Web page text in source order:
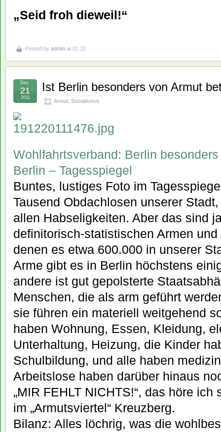
„Seid froh dieweil!“
Posted by admin at 01:10
Ist Berlin besonders von Armut
Armut, Sozialismus
Dez.
21
2011
Wohlfahrtsverband: Berlin
Berlin – Tagesspiegel
Buntes, lustiges Foto im
Tausend Obdachlosen unserer
allen Habseligkeiten. Aber das sind
definitorisch-statistischen Armen
denen es etwa 600.000 in unserer
Arme gibt es in Berlin höchstens
andere ist gut gepolsterte
Menschen, die als arm geführt
sie führen ein materiell weitgehend
haben Wohnung, Essen, Kleidung,
Unterhaltung, Heizung, die Kinder
Schulbildung, und alle haben
Arbeitslose haben darüber hinaus
„MIR FEHLT NICHTS!“, das höre
im „Armutsviertel“ Kreuzberg.
Bilanz: Alles löchrig, was die